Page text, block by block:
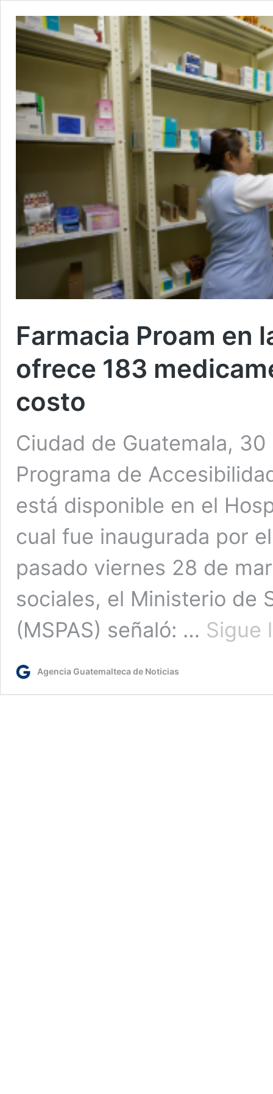
Farmacia Proam en
ofrece 183
costo
Ciudad de Guatemala,
Programa de
está disponible en el
cual fue inaugurada por
pasado viernes 28 de
sociales, el Ministerio de
(MSPAS) señaló: … Sigue
Agencia Guatemalteca de Noticias